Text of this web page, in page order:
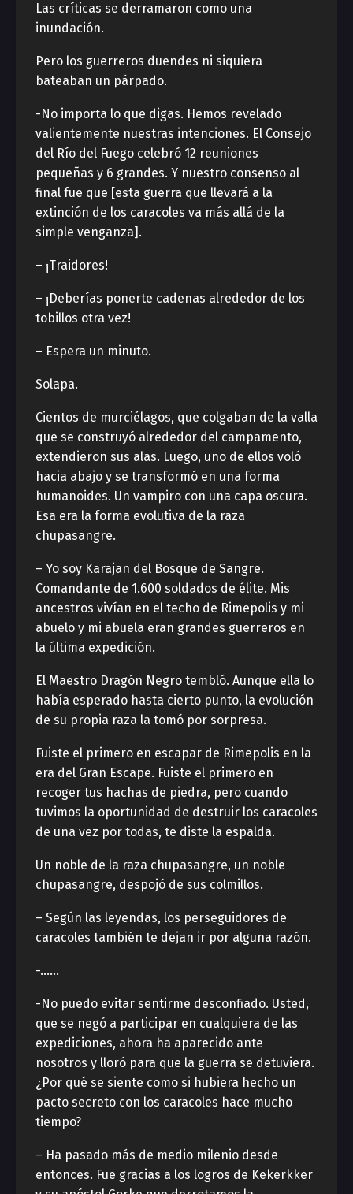
Las críticas se derramaron como una
inundación.
Pero los guerreros duendes ni siquiera
bateaban un párpado.
-No importa lo que digas. Hemos revelado
valientemente nuestras intenciones. El Consejo
del Río del Fuego celebró 12 reuniones
pequeñas y 6 grandes. Y nuestro consenso al
final fue que [esta guerra que llevará a la
extinción de los caracoles va más allá de la
simple venganza].
– ¡Traidores!
– ¡Deberías ponerte cadenas alrededor de los
tobillos otra vez!
– Espera un minuto.
Solapa.
Cientos de murciélagos, que colgaban de la valla
que se construyó alrededor del campamento,
extendieron sus alas. Luego, uno de ellos voló
hacia abajo y se transformó en una forma
humanoides. Un vampiro con una capa oscura.
Esa era la forma evolutiva de la raza
chupasangre.
– Yo soy Karajan del Bosque de Sangre.
Comandante de 1.600 soldados de élite. Mis
ancestros vivían en el techo de Rimepolis y mi
abuelo y mi abuela eran grandes guerreros en
la última expedición.
El Maestro Dragón Negro tembló. Aunque ella lo
había esperado hasta cierto punto, la evolución
de su propia raza la tomó por sorpresa.
Fuiste el primero en escapar de Rimepolis en la
era del Gran Escape. Fuiste el primero en
recoger tus hachas de piedra, pero cuando
tuvimos la oportunidad de destruir los caracoles
de una vez por todas, te diste la espalda.
Un noble de la raza chupasangre, un noble
chupasangre, despojó de sus colmillos.
– Según las leyendas, los perseguidores de
caracoles también te dejan ir por alguna razón.
-……
-No puedo evitar sentirme desconfiado. Usted,
que se negó a participar en cualquiera de las
expediciones, ahora ha aparecido ante
nosotros y lloró para que la guerra se detuviera.
¿Por qué se siente como si hubiera hecho un
pacto secreto con los caracoles hace mucho
tiempo?
– Ha pasado más de medio milenio desde
entonces. Fue gracias a los logros de Kekerkker